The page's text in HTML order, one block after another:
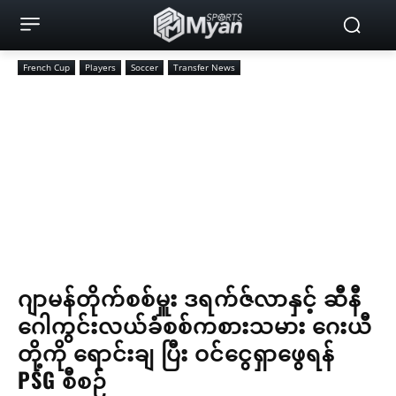
French Cup Players Soccer Transfer News
ဂျာမန်တိုက်စစ်မှူး ဒရက်ဇ်လာနှင့် ဆီနီ
ဂေါကွင်းလယ်ခံစစ်ကစားသမား ဂေးယီ
တို့ကို ရောင်းချ ပြီး ဝင်ငွေရှာဖွေရန်
PSG စီစဉ်